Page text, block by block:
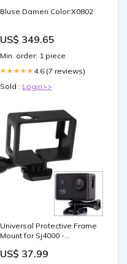
Bluse Damen Color:X0802
US$ 349.65
Min. order: 1 piece
★★★★★ 4.6 (7 reviews)
Sold : Login>>
Universal Protective Frame
Mount for Sj4000 -
Cookware Sets
US$ 37.99